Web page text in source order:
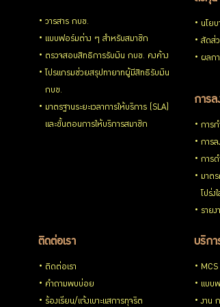
วารสาร กบข.
แบบฟอร์มต่าง ๆ สำหรับสมาชิก
ตรวจสอบสิทธิการรับเงิน กบข. คงค้าง
โปรแกรมช่วยสรุปทายาทผู้มีสิทธิรับเงิน
กบข.
มาตรฐานระยะเวลาการให้บริการ (SLA)
และขั้นตอนการให้บริการสมาชิก
นโยบ
สัดส่
ผลกา
การล
การ
การ
การด
มาต
โปร่ง
รายง
ติดต่อเรา
ติดต่อเรา
คำถามพบบ่อย
ร้องเรียน/แจ้งเบาะแสการทุจริต
บริกา
แบบ
งาน